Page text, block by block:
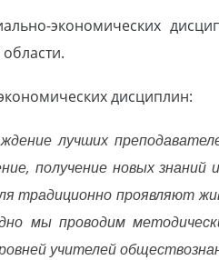
экономических
дисциплин:
лучших
получение новых
традиционно проявляют
мы проводим
учителей